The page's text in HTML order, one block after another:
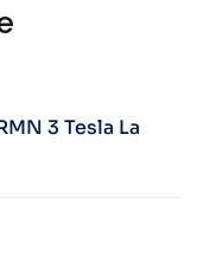
3 Tesla La